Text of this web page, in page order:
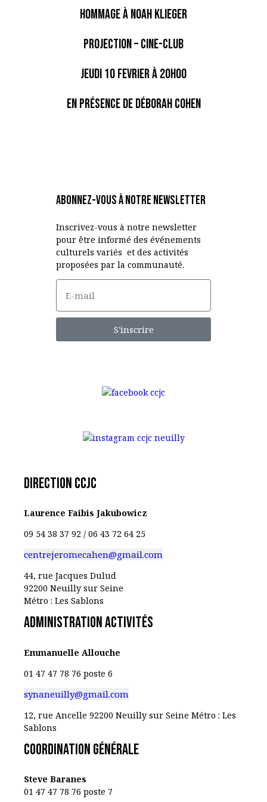
HOMMAGE à NOAH KLIEGER
PROJECTION – CINE-CLUB
JEUDI 10 FEVRIER à 20h00
En présence de Déborah Cohen
Abonnez-vous à notre Newsletter
Inscrivez-vous à notre newsletter
pour être informé des événements
culturels variés et des activités
proposées par la communauté.
S'inscrire
Direction CCJC
Laurence Faibis Jakubowicz
09 54 38 37 92 / 06 43 72 64 25
centrejeromecahen@gmail.com
44, rue Jacques Dulud
92200 Neuilly sur Seine
Métro : Les Sablons
administration activités
Emmanuelle Allouche
01 47 47 78 76 poste 6
synaneuilly@gmail.com
12, rue Ancelle 92200 Neuilly sur Seine Métro : Les
Sablons
Coordination générale
Steve Baranes
01 47 47 78 76 poste 7